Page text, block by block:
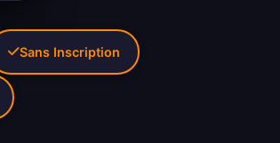
Sans Inscription